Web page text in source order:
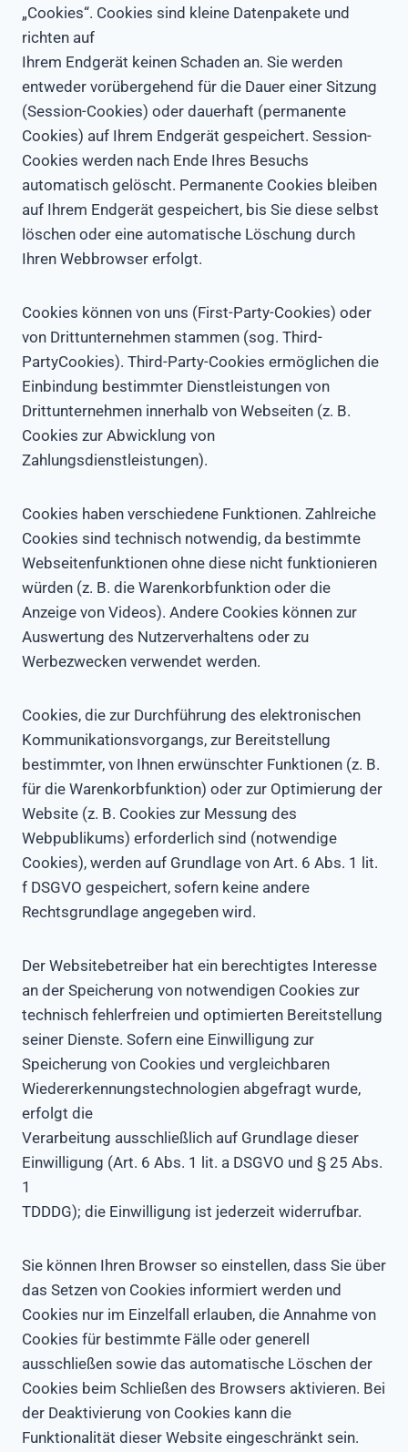
„Cookies“. Cookies sind kleine Datenpakete und
richten auf
Ihrem Endgerät keinen Schaden an. Sie werden
entweder vorübergehend für die Dauer einer Sitzung
(Session-Cookies) oder dauerhaft (permanente
Cookies) auf Ihrem Endgerät gespeichert. Session-
Cookies werden nach Ende Ihres Besuchs
automatisch gelöscht. Permanente Cookies bleiben
auf Ihrem Endgerät gespeichert, bis Sie diese selbst
löschen oder eine automatische Löschung durch
Ihren Webbrowser erfolgt.
Cookies können von uns (First-Party-Cookies) oder
von Drittunternehmen stammen (sog. Third-
PartyCookies). Third-Party-Cookies ermöglichen die
Einbindung bestimmter Dienstleistungen von
Drittunternehmen innerhalb von Webseiten (z. B.
Cookies zur Abwicklung von
Zahlungsdienstleistungen).
Cookies haben verschiedene Funktionen. Zahlreiche
Cookies sind technisch notwendig, da bestimmte
Webseitenfunktionen ohne diese nicht funktionieren
würden (z. B. die Warenkorbfunktion oder die
Anzeige von Videos). Andere Cookies können zur
Auswertung des Nutzerverhaltens oder zu
Werbezwecken verwendet werden.
Cookies, die zur Durchführung des elektronischen
Kommunikationsvorgangs, zur Bereitstellung
bestimmter, von Ihnen erwünschter Funktionen (z. B.
für die Warenkorbfunktion) oder zur Optimierung der
Website (z. B. Cookies zur Messung des
Webpublikums) erforderlich sind (notwendige
Cookies), werden auf Grundlage von Art. 6 Abs. 1 lit.
f DSGVO gespeichert, sofern keine andere
Rechtsgrundlage angegeben wird.
Der Websitebetreiber hat ein berechtigtes Interesse
an der Speicherung von notwendigen Cookies zur
technisch fehlerfreien und optimierten Bereitstellung
seiner Dienste. Sofern eine Einwilligung zur
Speicherung von Cookies und vergleichbaren
Wiedererkennungstechnologien abgefragt wurde,
erfolgt die
Verarbeitung ausschließlich auf Grundlage dieser
Einwilligung (Art. 6 Abs. 1 lit. a DSGVO und § 25 Abs.
1
TDDDG); die Einwilligung ist jederzeit widerrufbar.
Sie können Ihren Browser so einstellen, dass Sie über
das Setzen von Cookies informiert werden und
Cookies nur im Einzelfall erlauben, die Annahme von
Cookies für bestimmte Fälle oder generell
ausschließen sowie das automatische Löschen der
Cookies beim Schließen des Browsers aktivieren. Bei
der Deaktivierung von Cookies kann die
Funktionalität dieser Website eingeschränkt sein.